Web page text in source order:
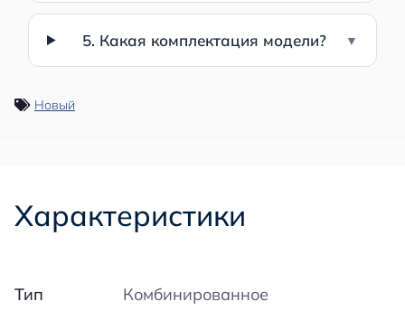
5. Какая комплектация модели?
Новый
Характеристики
Тип
Комбинированное